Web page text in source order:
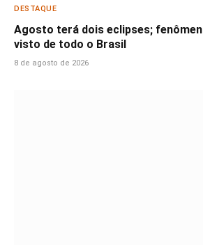
DESTAQUE
Agosto terá dois eclipses;
visto de todo o Brasil
8 de agosto de 2026